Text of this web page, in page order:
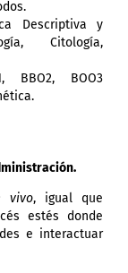
Descriptiva y
Citología,
BBO2, BOO3
vivo, igual que
estés donde
e interactuar